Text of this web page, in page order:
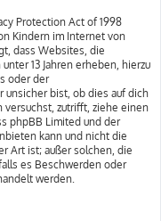
Protection Act of 1998
Kindern im Internet von
dass Websites, die
13 Jahren erheben, hierzu
oder der
unsicher bist, ob dies auf dich
versuchst, zutrifft, ziehe einen
phpBB Limited und der
kann und nicht die
Art ist; außer solchen, die
es Beschwerden oder
werden.